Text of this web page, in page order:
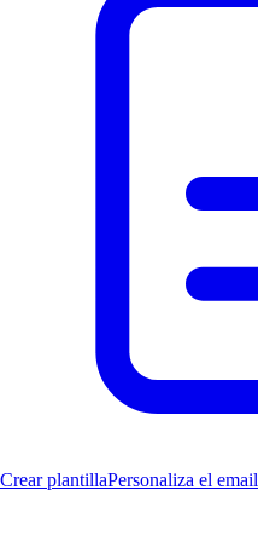
Crear plantillaPersonaliza el